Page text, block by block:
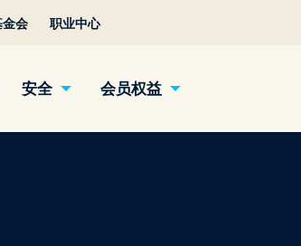
会 职业中心
安全 会员权益